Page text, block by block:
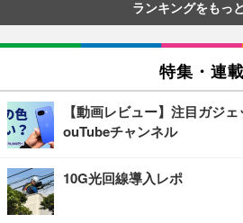
ランキングをもっ
特集・連載
【動画レビュー】注目ガジ
ouTubeチャンネル
10G光回線導入レポ